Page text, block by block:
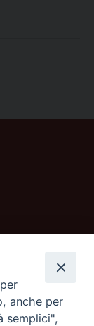
anche per
semplici",